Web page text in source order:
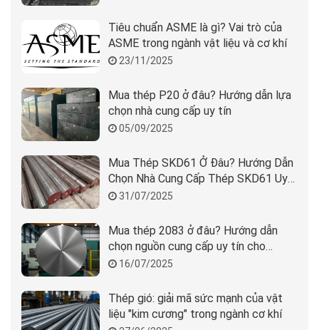
Tiêu chuẩn ASME là gì? Vai trò của
ASME trong ngành vật liệu và cơ khí
23/11/2025
Mua thép P20 ở đâu? Hướng dẫn lựa
chọn nhà cung cấp uy tín
05/09/2025
Mua Thép SKD61 Ở Đâu? Hướng Dẫn
Chọn Nhà Cung Cấp Thép SKD61 Uy
Tín31/07/2025
Mua thép 2083 ở đâu? Hướng dẫn
chọn nguồn cung cấp uy tín cho
doanh nghiệp
16/07/2025
Thép gió: giải mã sức mạnh của vật
liệu "kim cương" trong ngành cơ khí